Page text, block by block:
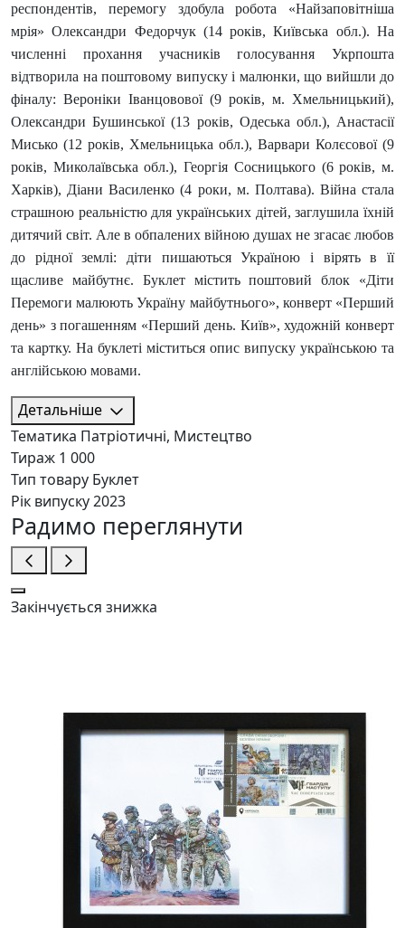
респондентів, перемогу здобула робота «Найзаповітніша
мрія» Олександри Федорчук (14 років, Київська обл.). На
численні прохання учасників голосування Укрпошта
відтворила на поштовому випуску і малюнки, що вийшли до
фіналу: Вероніки Іванцовової (9 років, м. Хмельницький),
Олександри Бушинської (13 років, Одеська обл.), Анастасії
Мисько (12 років, Хмельницька обл.), Варвари Колєсової (9
років, Миколаївська обл.), Георгія Сосницького (6 років, м.
Харків), Діани Василенко (4 роки, м. Полтава). Війна стала
страшною реальністю для українських дітей, заглушила їхній
дитячий світ. Але в обпалених війною душах не згасає любов
до рідної землі: діти пишаються Україною і вірять в її
щасливе майбутнє. Буклет містить поштовий блок «Діти
Перемоги малюють Україну майбутнього», конверт «Перший
день» з погашенням «Перший день. Київ», художній конверт
та картку. На буклеті міститься опис випуску українською та
англійською мовами.
Детальніше
Тематика Патріотичні, Мистецтво
Тираж 1 000
Тип товару Буклет
Рік випуску2023
Радимо переглянути
Закінчується знижка